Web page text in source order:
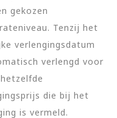
gekozen
Tenzij het
verlengingsdatum
verlengd voor
die bij het
is vermeld.